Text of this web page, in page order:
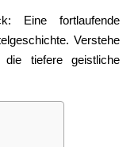
Eine fortlaufende
Verstehe
tiefere geistliche